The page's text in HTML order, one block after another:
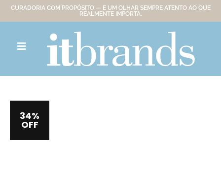
CURADORIA COM PROPÓSITO — E UM OLHAR SEMPRE ATENTO AO QUE
REALMENTE IMPORTA.
34%
OFF